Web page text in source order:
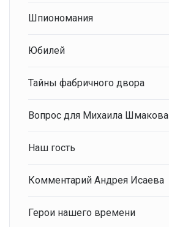
Шпиономания
Юбилей
Тайны фабричного двора
Вопрос для Михаила Шмакова
Наш гость
Комментарий Андрея Исаева
Герои нашего времени